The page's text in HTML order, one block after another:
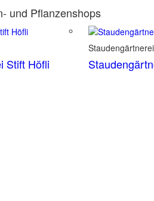
und Pflanzenshops
Stift Höfli
Staudengärtnerei